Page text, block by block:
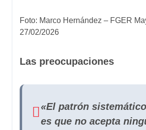
Foto: Marco Hernández – FGER
27/02/2026
Las preocupaciones
«El patrón
es que no acepta